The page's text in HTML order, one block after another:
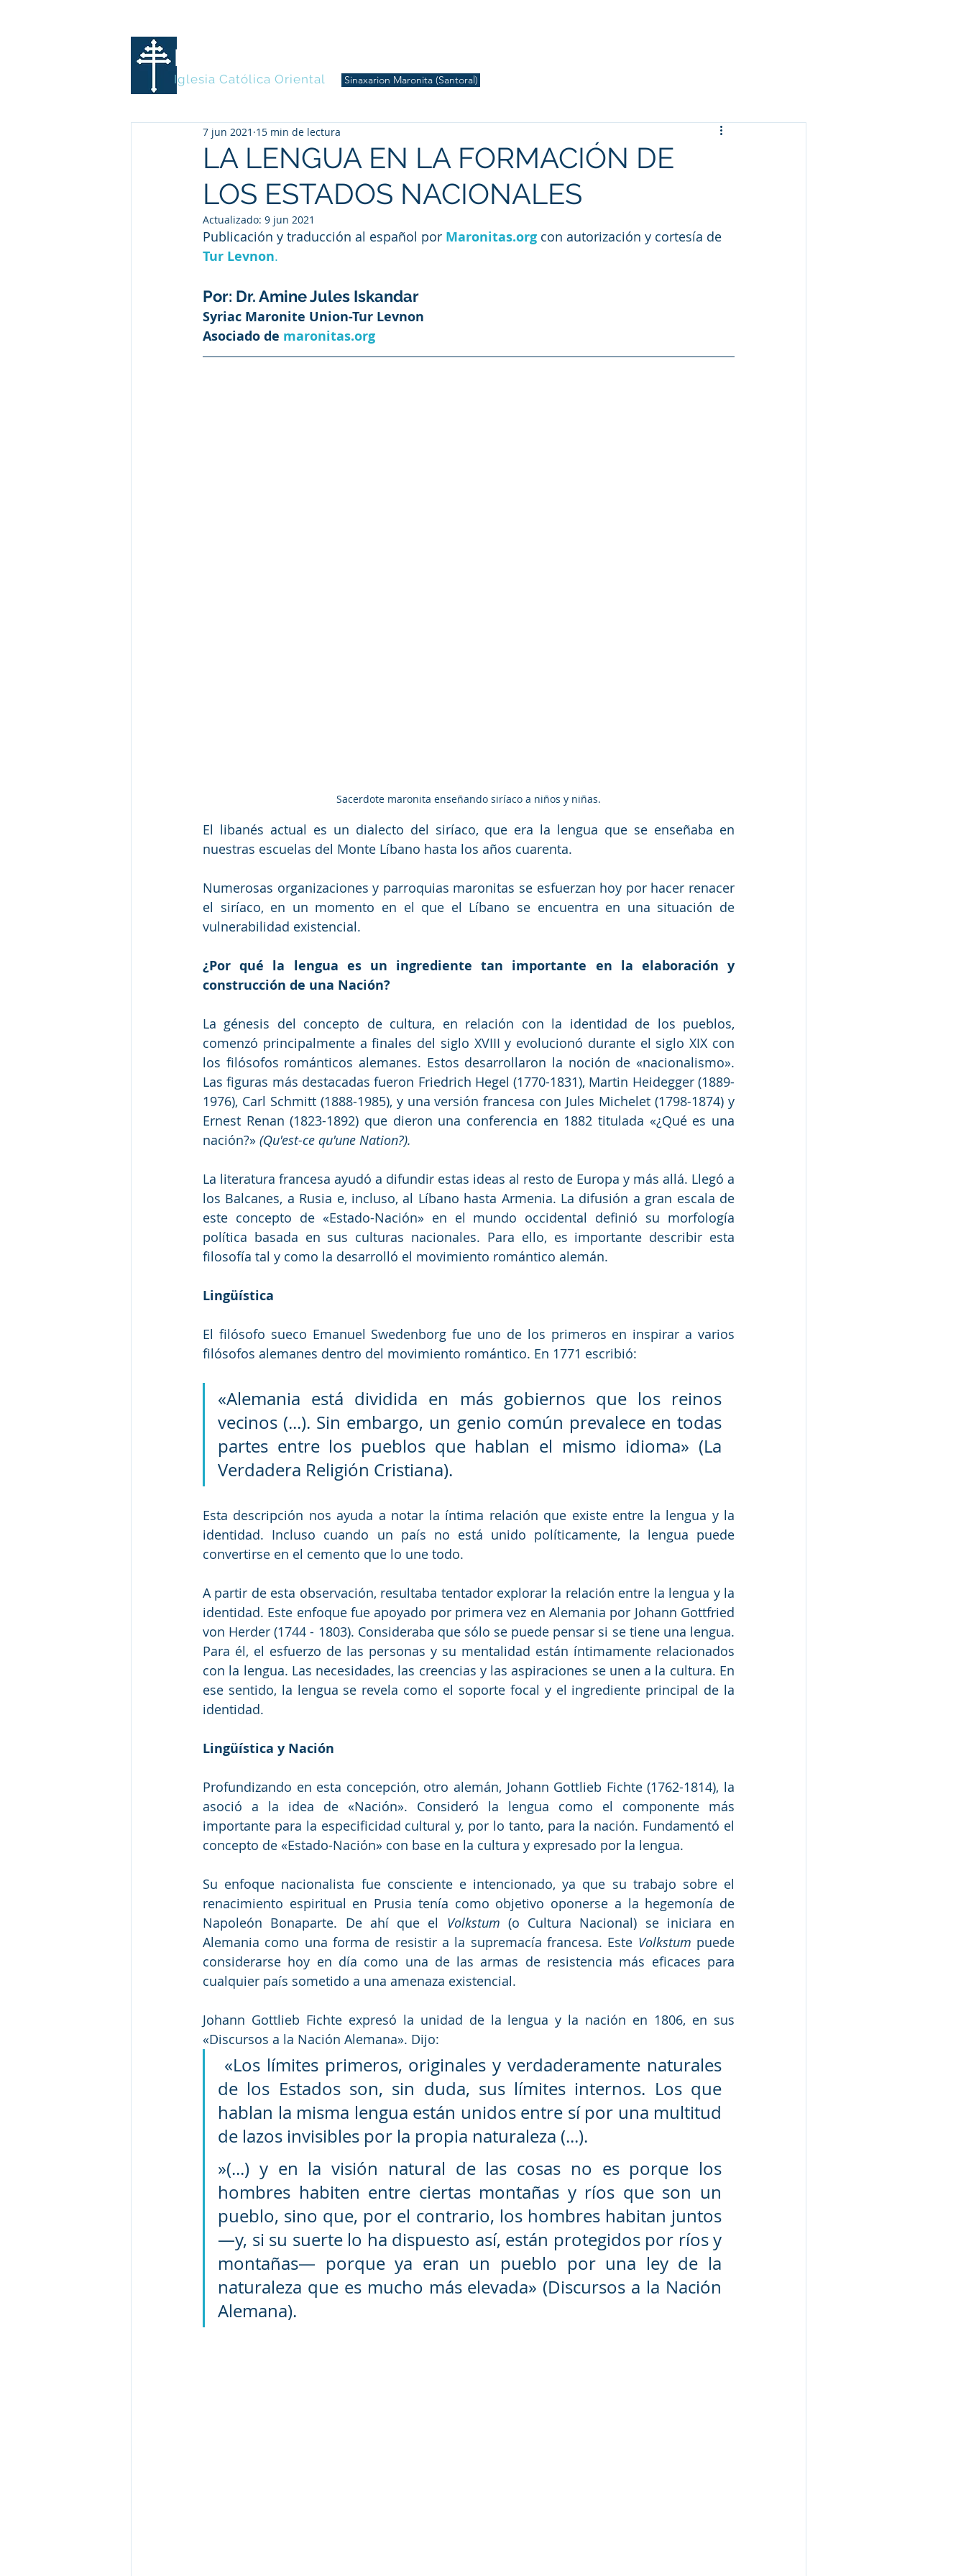
MARONITAS
Iglesia Católica Oriental
Sinaxarion Maronita (Santoral)
LA LENGUA EN LA FORMACIÓN DE
LOS ESTADOS NACIONALES
7 jun 2021 15 min de lectura
Actualizado: 9 jun 2021
Publicación y traducción al español por Maronitas.org con autorización y cortesía de
Tur Levnon.
Por: Dr. Amine Jules Iskandar
Syriac Maronite Union-Tur Levnon
Asociado de maronitas.org
Sacerdote maronita enseñando siríaco a niños y niñas.
El libanés actual es un dialecto del siríaco, que era la lengua que se enseñaba en
nuestras escuelas del Monte Líbano hasta los años cuarenta.
Numerosas organizaciones y parroquias maronitas se esfuerzan hoy por hacer renacer
el siríaco, en un momento en el que el Líbano se encuentra en una situación de
vulnerabilidad existencial.
¿Por qué la lengua es un ingrediente tan importante en la elaboración y
construcción de una Nación?
La génesis del concepto de cultura, en relación con la identidad de los pueblos,
comenzó principalmente a finales del siglo XVIII y evolucionó durante el siglo XIX con
los filósofos románticos alemanes. Estos desarrollaron la noción de «nacionalismo».
Las figuras más destacadas fueron Friedrich Hegel (1770-1831), Martin Heidegger (1889-
1976), Carl Schmitt (1888-1985), y una versión francesa con Jules Michelet (1798-1874) y
Ernest Renan (1823-1892) que dieron una conferencia en 1882 titulada «¿Qué es una
nación?» (Qu'est-ce qu'une Nation?).
La literatura francesa ayudó a difundir estas ideas al resto de Europa y más allá. Llegó a
los Balcanes, a Rusia e, incluso, al Líbano hasta Armenia. La difusión a gran escala de
este concepto de «Estado-Nación» en el mundo occidental definió su morfología
política basada en sus culturas nacionales. Para ello, es importante describir esta
filosofía tal y como la desarrolló el movimiento romántico alemán.
Lingüística
El filósofo sueco Emanuel Swedenborg fue uno de los primeros en inspirar a varios
filósofos alemanes dentro del movimiento romántico. En 1771 escribió:
«Alemania está dividida en más gobiernos que los reinos
vecinos (...). Sin embargo, un genio común prevalece en todas
partes entre los pueblos que hablan el mismo idioma» (La
Verdadera Religión Cristiana).
Esta descripción nos ayuda a notar la íntima relación que existe entre la lengua y la
identidad. Incluso cuando un país no está unido políticamente, la lengua puede
convertirse en el cemento que lo une todo.
A partir de esta observación, resultaba tentador explorar la relación entre la lengua y la
identidad. Este enfoque fue apoyado por primera vez en Alemania por Johann Gottfried
von Herder (1744 - 1803). Consideraba que sólo se puede pensar si se tiene una lengua.
Para él, el esfuerzo de las personas y su mentalidad están íntimamente relacionados
con la lengua. Las necesidades, las creencias y las aspiraciones se unen a la cultura. En
ese sentido, la lengua se revela como el soporte focal y el ingrediente principal de la
identidad.
Lingüística y Nación
Profundizando en esta concepción, otro alemán, Johann Gottlieb Fichte (1762-1814), la
asoció a la idea de «Nación». Consideró la lengua como el componente más
importante para la especificidad cultural y, por lo tanto, para la nación. Fundamentó el
concepto de «Estado-Nación» con base en la cultura y expresado por la lengua.
Su enfoque nacionalista fue consciente e intencionado, ya que su trabajo sobre el
renacimiento espiritual en Prusia tenía como objetivo oponerse a la hegemonía de
Napoleón Bonaparte. De ahí que el Volkstum (o Cultura Nacional) se iniciara en
Alemania como una forma de resistir a la supremacía francesa. Este Volkstum puede
considerarse hoy en día como una de las armas de resistencia más eficaces para
cualquier país sometido a una amenaza existencial.
Johann Gottlieb Fichte expresó la unidad de la lengua y la nación en 1806, en sus
«Discursos a la Nación Alemana». Dijo:
de los Estados son, sin duda, sus límites internos. Los que
hablan la misma lengua están unidos entre sí por una multitud
de lazos invisibles por la propia naturaleza (...).
»(...) y en la visión natural de las cosas no es porque los
hombres habiten entre ciertas montañas y ríos que son un
pueblo, sino que, por el contrario, los hombres habitan juntos
—y, si su suerte lo ha dispuesto así, están protegidos por ríos y
montañas— porque ya eran un pueblo por una ley de la
naturaleza que es mucho más elevada» (Discursos a la Nación
Alemana).